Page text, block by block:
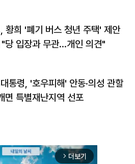
황희 '폐기 버스 청년 주택' 제안
"당 입장과 무관…개인 의견"
통령, '호우피해' 안동·의성 관할
면 특별재난지역 선포
arrow_forward_ios 더보기